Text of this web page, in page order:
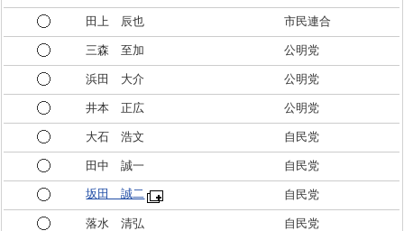
田上 辰也 市民連合
三森 至加 公明党
浜田 大介 公明党
井本 正広 公明党
大石 浩文 自民党
田中 誠一 自民党
坂田 誠二 自民党
落水 清弘 自民党